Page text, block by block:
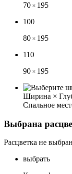
70 × 195
100
80 × 195
110
90 × 195
Ширина ×
Спальное
Выбрана
Расцветка не
выбрать